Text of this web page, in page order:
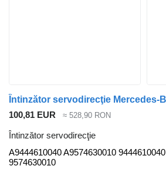
100,81 EUR ≈ 528,90 RON
Întinzător servodirecţie
A9444610040 A9574630010 9444610040
9574630010